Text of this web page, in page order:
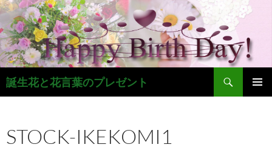
コ
ン
テ
ン
ツ
へ
ス
プ
誕生花と花言葉のプレゼント
検
索
STOCK-IKEKOMI1